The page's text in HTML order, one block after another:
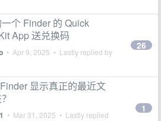
个 Finder 的 Quick
App 送兑换码
• Apr 9, 2025 • Lastly replied by
26
显示真正的最近文
• Mar 31, 2025 • Lastly replied
1